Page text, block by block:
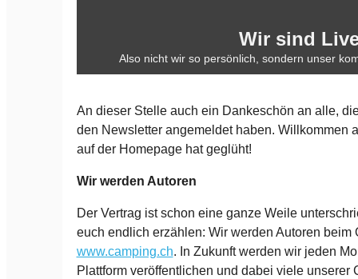
Wir sind
Also nicht wir so persönlich, sondern unser
An dieser Stelle auch ein Dankeschön an alle,
den Newsletter angemeldet haben. Willkommen
auf der Homepage hat geglüht!
Wir werden Autoren
Der Vertrag ist schon eine ganze Weile
euch endlich erzählen: Wir werden Autoren beim
www.camping.ch. In Zukunft werden wir jeden
Plattform veröffentlichen und dabei viele unserer